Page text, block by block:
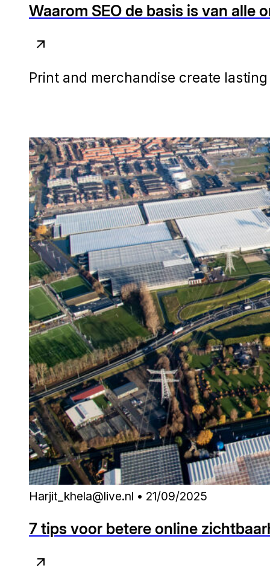
Waarom SEO de basis is van alle
Print and merchandise create
Harjit_khela@live.nl • 21/09/2025
7 tips voor betere online